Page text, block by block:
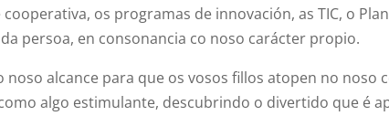
os programas de innovación, as TIC, o
persoa, en consonancia co noso carácter propio.
noso alcance para que os vosos fillos atopen no
algo estimulante, descubrindo o divertido que é